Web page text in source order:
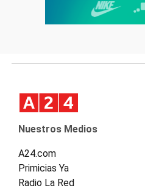
Nuestros Medios
A24.com
Primicias Ya
Radio La Red